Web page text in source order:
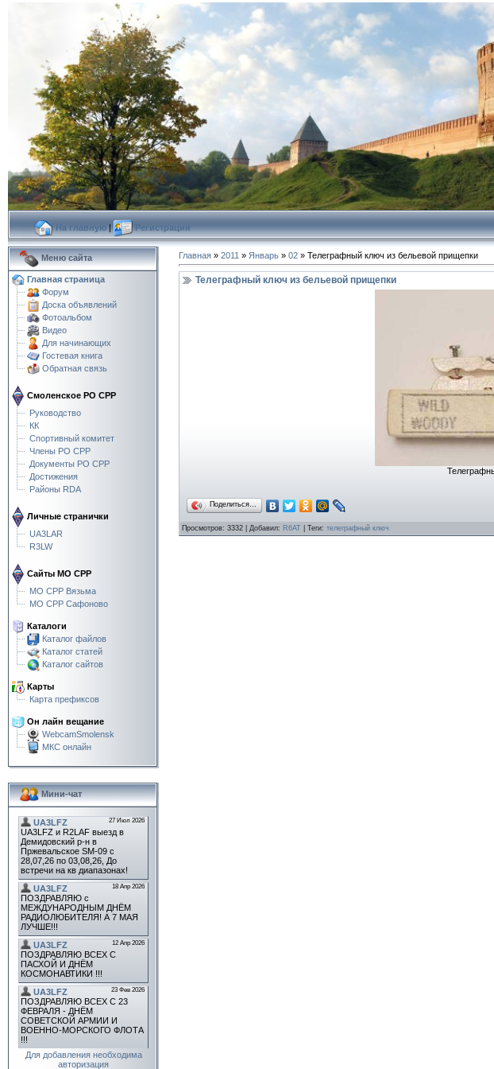
На главную| Регистрация
Меню сайта
Главная страница
Форум
Доска объявлений
Фотоальбом
Видео
Для начинающих
Гостевая книга
Обратная связь
Смоленское РО СРР
Руководство
КК
Спортивный комитет
Члены РО СРР
Документы РО СРР
Достижения
Районы RDA
Личные странички
UA3LAR
R3LW
Сайты МО СРР
МО СРР Вязьма
МО СРР Сафоново
Каталоги
Каталог файлов
Каталог статей
Каталог сайтов
Карты
Карта префиксов
Он лайн вещание
WebcamSmolensk
МКС онлайн
Мини-чат
Для добавления необходима
авторизация
Главная » 2011 » Январь » 02 » Телеграфный ключ из бельевой прищепки
Телеграфный ключ из бельевой прищепки
Поделиться…
Просмотров: 3332 | Добавил: R6AT Теги: телеграфный ключ